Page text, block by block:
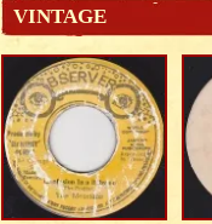
VINTAGE